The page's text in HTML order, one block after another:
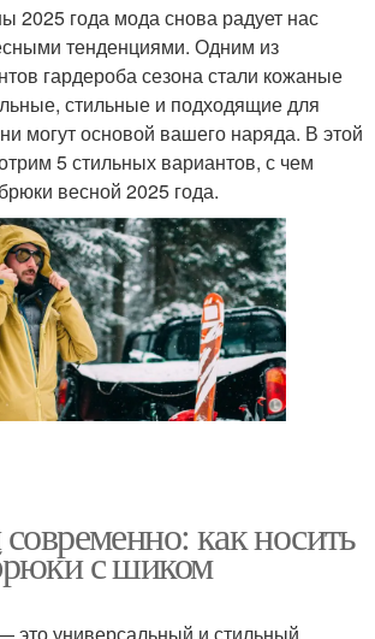
2025 года мода снова радует нас
тенденциями. Одним из
гардероба сезона стали кожаные
стильные и подходящие для
могут основой вашего наряда. В этой
5 стильных вариантов, с чем
весной 2025 года.
как носить
с шиком